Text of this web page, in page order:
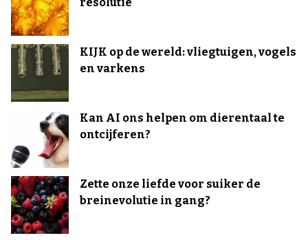
KIJK op de wereld: vliegtuigen, vogels
en varkens
Kan AI ons helpen om dierentaal te
ontcijferen?
Zette onze liefde voor suiker de
breinevolutie in gang?